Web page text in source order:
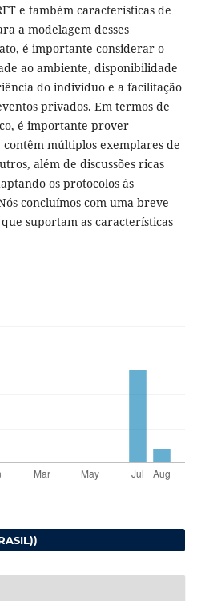
e também características de
a modelagem desses
é importante considerar o
ao ambiente, disponibilidade
do indivíduo e a facilitação
privados. Em termos de
é importante prover
múltiplos exemplares de
além de discussões ricas
os protocolos às
concluímos com uma breve
suportam as características